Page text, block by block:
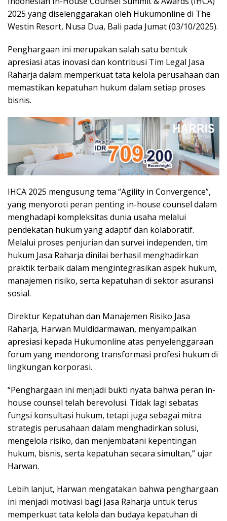
2025 yang diselenggarakan oleh Hukumonline di The
Westin Resort, Nusa Dua, Bali pada Jumat (03/10/2025).
Penghargaan ini merupakan salah satu bentuk
apresiasi atas inovasi dan kontribusi Tim Legal Jasa
Raharja dalam memperkuat tata kelola perusahaan dan
memastikan kepatuhan hukum dalam setiap proses
bisnis.
IHCA 2025 mengusung tema “Agility in Convergence”,
yang menyoroti peran penting in-house counsel dalam
menghadapi kompleksitas dunia usaha melalui
pendekatan hukum yang adaptif dan kolaboratif.
Melalui proses penjurian dan survei independen, tim
hukum Jasa Raharja dinilai berhasil menghadirkan
praktik terbaik dalam mengintegrasikan aspek hukum,
manajemen risiko, serta kepatuhan di sektor asuransi
sosial.
Direktur Kepatuhan dan Manajemen Risiko Jasa
Raharja, Harwan Muldidarmawan, menyampaikan
apresiasi kepada Hukumonline atas penyelenggaraan
forum yang mendorong transformasi profesi hukum di
lingkungan korporasi.
“Penghargaan ini menjadi bukti nyata bahwa peran in-
house counsel telah berevolusi. Tidak lagi sebatas
fungsi konsultasi hukum, tetapi juga sebagai mitra
strategis perusahaan dalam menghadirkan solusi,
mengelola risiko, dan menjembatani kepentingan
hukum, bisnis, serta kepatuhan secara simultan,” ujar
Harwan.
Lebih lanjut, Harwan mengatakan bahwa penghargaan
ini menjadi motivasi bagi Jasa Raharja untuk terus
memperkuat tata kelola dan budaya kepatuhan di